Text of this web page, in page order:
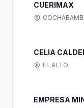
CUERIMAX
CELIA
EL ALTO
EMPRESA